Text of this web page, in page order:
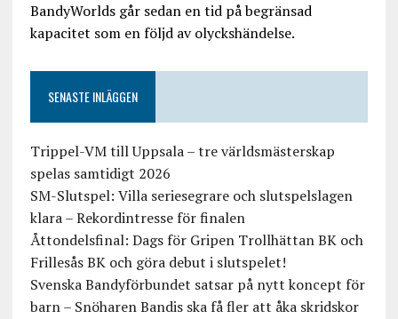
BandyWorlds går sedan en tid på begränsad
kapacitet som en följd av olyckshändelse.
SENASTE INLÄGGEN
Trippel-VM till Uppsala – tre världsmästerskap
spelas samtidigt 2026
SM-Slutspel: Villa seriesegrare och slutspelslagen
klara – Rekordintresse för finalen
Åttondelsfinal: Dags för Gripen Trollhättan BK och
Frillesås BK och göra debut i slutspelet!
Svenska Bandyförbundet satsar på nytt koncept för
barn – Snöharen Bandis ska få fler att åka skridskor